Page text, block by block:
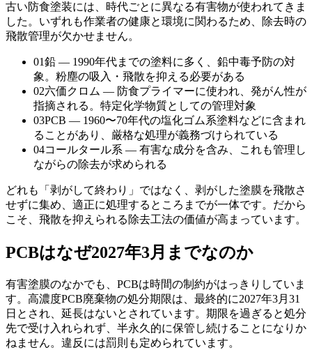
古い防食塗装には、時代ごとに異なる有害物が使われてきま
した。いずれも作業者の健康と環境に関わるため、除去時の
飛散管理が欠かせません。
01鉛 — 1990年代までの塗料に多く、鉛中毒予防の対
象。粉塵の吸入・飛散を抑える必要がある
02六価クロム — 防食プライマーに使われ、発がん性が
指摘される。特定化学物質としての管理対象
03PCB — 1960〜70年代の塩化ゴム系塗料などに含まれ
ることがあり、厳格な処理が義務づけられている
04コールタール系 — 有害な成分を含み、これも管理し
ながらの除去が求められる
どれも「剥がして終わり」ではなく、剥がした塗膜を飛散さ
せずに集め、適正に処理するところまでが一体です。だから
こそ、飛散を抑えられる除去工法の価値が高まっています。
PCBはなぜ2027年3月までなのか
有害塗膜のなかでも、PCBは時間の制約がはっきりしていま
す。高濃度PCB廃棄物の処分期限は、最終的に2027年3月31
日とされ、延長はないとされています。期限を過ぎると処分
先で受け入れられず、半永久的に保管し続けることになりか
ねません。違反には罰則も定められています。